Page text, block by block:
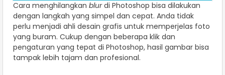
Cara menghilangkan blurdi Photoshop bisa dilakukan
dengan langkah yang simpel dan cepat. Anda tidak
perlu menjadi ahli desain grafis untuk memperjelas foto
yang buram. Cukup dengan beberapa klik dan
pengaturan yang tepat di Photoshop, hasil gambar bisa
tampak lebih tajam dan profesional.